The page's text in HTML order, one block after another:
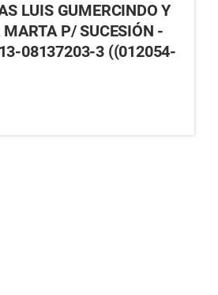
LUIS GUMERCINDO Y
P/ SUCESIÓN -
08137203-3 ((012054-